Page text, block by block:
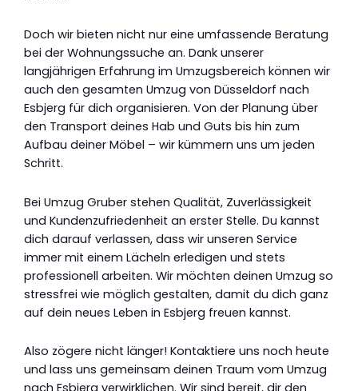
Doch wir bieten nicht nur eine umfassende Beratung
bei der Wohnungssuche an. Dank unserer
langjährigen Erfahrung im Umzugsbereich können wir
auch den gesamten Umzug von Düsseldorf nach
Esbjerg für dich organisieren. Von der Planung über
den Transport deines Hab und Guts bis hin zum
Aufbau deiner Möbel – wir kümmern uns um jeden
Schritt.
Bei Umzug Gruber stehen Qualität, Zuverlässigkeit
und Kundenzufriedenheit an erster Stelle. Du kannst
dich darauf verlassen, dass wir unseren Service
immer mit einem Lächeln erledigen und stets
professionell arbeiten. Wir möchten deinen Umzug so
stressfrei wie möglich gestalten, damit du dich ganz
auf dein neues Leben in Esbjerg freuen kannst.
Also zögere nicht länger! Kontaktiere uns noch heute
und lass uns gemeinsam deinen Traum vom Umzug